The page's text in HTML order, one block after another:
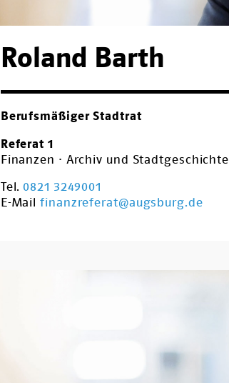
Roland Barth
Berufsmäßiger Stadtrat
Referat 1
Finanzen · Archiv und Stadtgeschichte
Tel.0821 3249001
E-Mailfinanzreferat@augsburg.de